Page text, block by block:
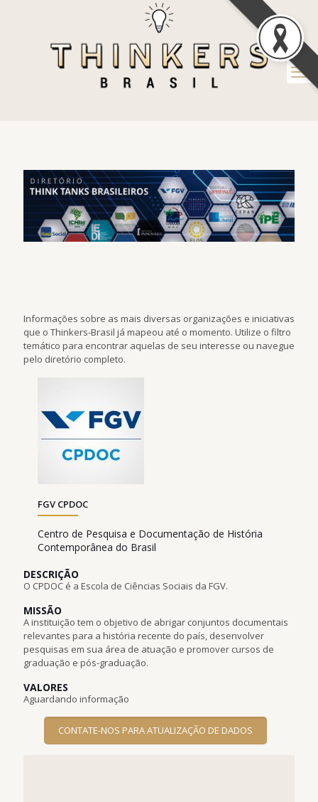
Informações sobre as mais diversas organizações e iniciativas
que o Thinkers-Brasil já mapeou até o momento. Utilize o filtro
temático para encontrar aquelas de seu interesse ou navegue
pelo diretório completo.
FGV CPDOC
Centro de Pesquisa e Documentação de História
Contemporânea do Brasil
DESCRIÇÃO
O CPDOC é a Escola de Ciências Sociais da FGV.
MISSÃO
A instituição tem o objetivo de abrigar conjuntos documentais
relevantes para a história recente do país, desenvolver
pesquisas em sua área de atuação e promover cursos de
graduação e pós-graduação.
VALORES
Aguardando informação
CONTATE-NOS PARA ATUALIZAÇÃO DE DADOS